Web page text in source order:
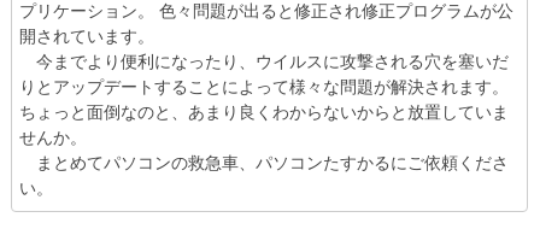
プリケーション。 色々問題が出ると修正され修正プログラムが公
開されています。
今までより便利になったり、ウイルスに攻撃される穴を塞いだ
りとアップデートすることによって様々な問題が解決されます。
ちょっと面倒なのと、あまり良くわからないからと放置していま
せんか。
まとめてパソコンの救急車、パソコンたすかるにご依頼くださ
い。